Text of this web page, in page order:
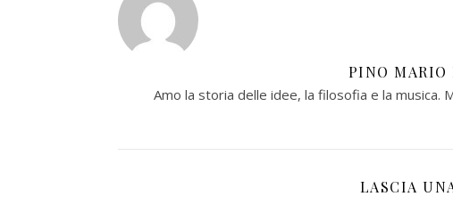
PINO MARIO
Amo la storia delle idee, la filosofia e la musica.
LASCIA